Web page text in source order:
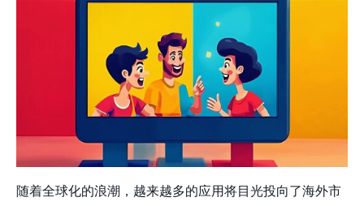
随着全球化的浪潮，越来越多的应用将目光投向了海外市